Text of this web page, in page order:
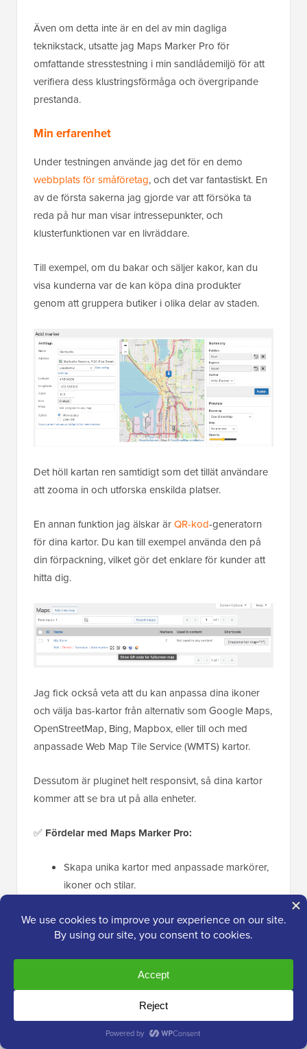
Även om detta inte är en del av min dagliga
teknikstack, utsatte jag Maps Marker Pro för
omfattande stresstestning i min sandlådemiljö för att
verifiera dess klustringsförmåga och övergripande
prestanda.
Min erfarenhet
Under testningen använde jag det för en demo
webbplats för småföretag, och det var fantastiskt. En
av de första sakerna jag gjorde var att försöka ta
reda på hur man visar intressepunkter, och
klusterfunktionen var en livräddare.
Till exempel, om du bakar och säljer kakor, kan du
visa kunderna var de kan köpa dina produkter
genom att gruppera butiker i olika delar av staden.
Det höll kartan ren samtidigt som det tillät användare
att zooma in och utforska enskilda platser.
En annan funktion jag älskar ärQR-kod-generatorn
för dina kartor. Du kan till exempel använda den på
din förpackning, vilket gör det enklare för kunder att
hitta dig.
Jag fick också veta att du kan anpassa dina ikoner
och välja bas-kartor från alternativ som Google Maps,
OpenStreetMap, Bing, Mapbox, eller till och med
anpassade Web Map Tile Service (WMTS) kartor.
Dessutom är pluginet helt responsivt, så dina kartor
kommer att se bra ut på alla enheter.
✅ Fördelar med Maps Marker Pro:
Skapa unika kartor med anpassade markörer,
ikoner och stilar.
med många platser.
koppla samman tryckta och digitala medier.
Nackdelar med Maps Marker Pro:
Betald plugin med en högre initial kostnad,